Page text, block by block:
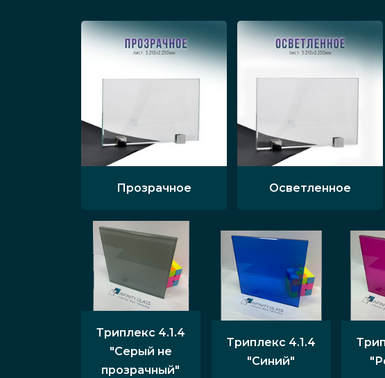
Прозрачное Осветленное
Триплекс 4.1.4
"Серый не
прозрачный"
Триплекс 4.1.4
"Синий"